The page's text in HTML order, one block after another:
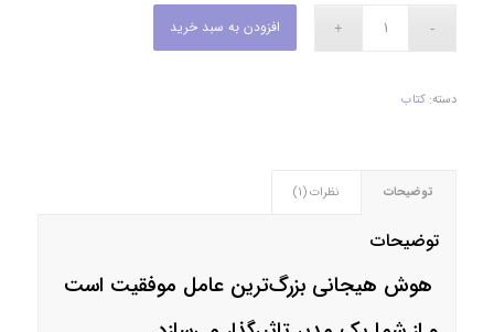
افزودن به سبد خرید
دسته: کتاب
توضیحات نظرات (1)
توضیحات
هوش هیجانی بزرگ‌ترین عامل موفقیت است